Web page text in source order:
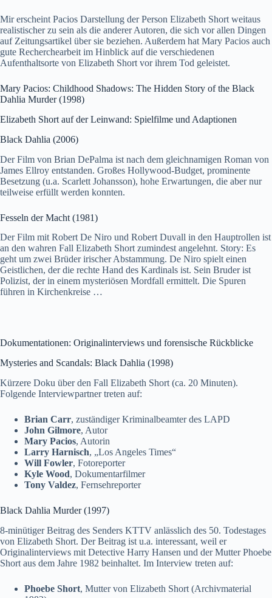
Mir erscheint Pacios Darstellung der Person Elizabeth Short weitaus
realistischer zu sein als die anderer Autoren, die sich vor allen Dingen
auf Zeitungsartikel über sie beziehen. Außerdem hat Mary Pacios auch
gute Recherchearbeit im Hinblick auf die verschiedenen
Aufenthaltsorte von Elizabeth Short vor ihrem Tod geleistet.
Mary Pacios: Childhood Shadows: The Hidden Story of the Black
Dahlia Murder (1998)
Elizabeth Short auf der Leinwand: Spielfilme und Adaptionen
Black Dahlia (2006)
Der Film von Brian DePalma ist nach dem gleichnamigen Roman von
James Ellroy entstanden. Großes Hollywood-Budget, prominente
Besetzung (u.a. Scarlett Johansson), hohe Erwartungen, die aber nur
teilweise erfüllt werden konnten.
Fesseln der Macht (1981)
Der Film mit Robert De Niro und Robert Duvall in den Hauptrollen ist
an den wahren Fall Elizabeth Short zumindest angelehnt. Story: Es
geht um zwei Brüder irischer Abstammung. De Niro spielt einen
Geistlichen, der die rechte Hand des Kardinals ist. Sein Bruder ist
Polizist, der in einem mysteriösen Mordfall ermittelt. Die Spuren
führen in Kirchenkreise …
Dokumentationen: Originalinterviews und forensische Rückblicke
Mysteries and Scandals: Black Dahlia (1998)
Kürzere Doku über den Fall Elizabeth Short (ca. 20 Minuten).
Folgende Interviewpartner treten auf:
Brian Carr, zuständiger Kriminalbeamter des LAPD
John Gilmore, Autor
Mary Pacios, Autorin
Larry Harnisch, „Los Angeles Times“
Will Fowler, Fotoreporter
Kyle Wood, Dokumentarfilmer
Tony Valdez, Fernsehreporter
Black Dahlia Murder (1997)
8-minütiger Beitrag des Senders KTTV anlässlich des 50. Todestages
von Elizabeth Short. Der Beitrag ist u.a. interessant, weil er
Originalinterviews mit Detective Harry Hansen und der Mutter Phoebe
Short aus dem Jahre 1982 beinhaltet. Im Interview treten auf:
Phoebe Short, Mutter von Elizabeth Short (Archivmaterial